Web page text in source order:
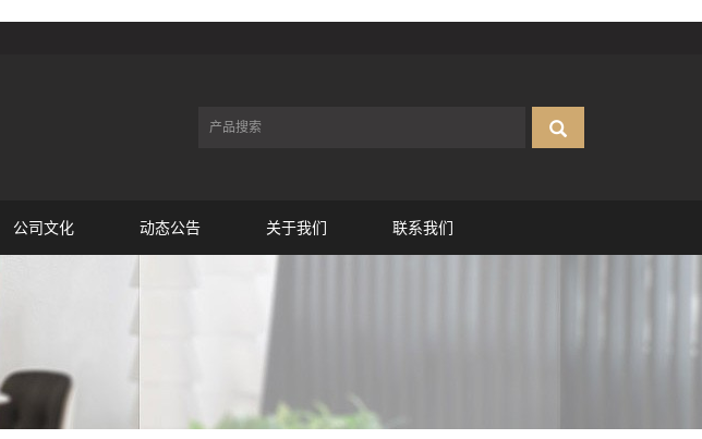
公司文化 动态公告 关于我们 联系我们